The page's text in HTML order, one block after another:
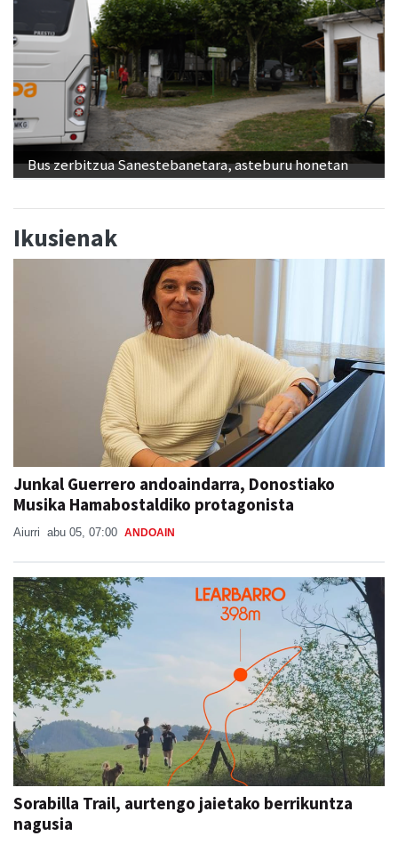
Bus zerbitzua Sanestebanetara, asteburu honetan
Ikusienak
Junkal Guerrero andoaindarra, Donostiako
Musika Hamabostaldiko protagonista
Aiurri abu 05, 07:00 ANDOAIN
Sorabilla Trail, aurtengo jaietako berrikuntza
nagusia